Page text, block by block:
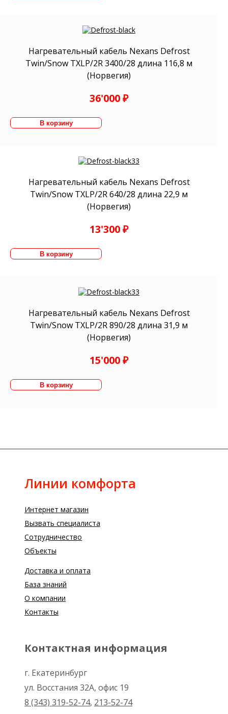
Нагревательный кабель Nexans Defrost
Twin/Snow TXLP/2R 3400/28 длина 116,8 м
(Норвегия)
36'000 ₽
Нагревательный кабель Nexans Defrost
Twin/Snow TXLP/2R 640/28 длина 22,9 м
(Норвегия)
13'300 ₽
Нагревательный кабель Nexans Defrost
Twin/Snow TXLP/2R 890/28 длина 31,9 м
(Норвегия)
15'000 ₽
Линии комфорта
Интернет магазин
Вызвать специалиста
Сотрудничество
Объекты
Доставка и оплата
База знаний
О компании
Контакты
Контактная информация
г. Екатеринбург
ул. Восстания 32А, офис 19
8 (343) 319-52-74, 213-52-74